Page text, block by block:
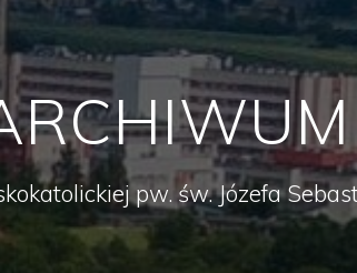
pw. św. Józefa